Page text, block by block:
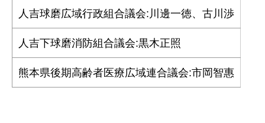
人吉球磨広域行政組合議会:川邊一徳、古川渉
人吉下球磨消防組合議会:黒木正照
熊本県後期高齢者医療広域連合議会:市岡智惠